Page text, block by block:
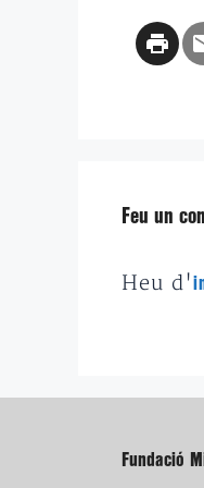
Feu un
Heu d'
Fundació